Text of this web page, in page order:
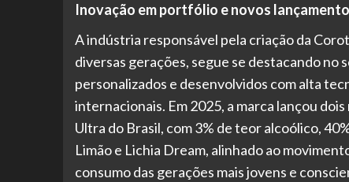
Inovação em portfólio e novos
A indústria responsável pela criação da
diversas gerações, segue se destacando
personalizados e desenvolvidos com alta
internacionais. Em 2025, a marca lançou
Ultra do Brasil, com 3% de teor alcoólico,
Limão e Lichia Dream, alinhado ao
consumo das gerações mais jovens e